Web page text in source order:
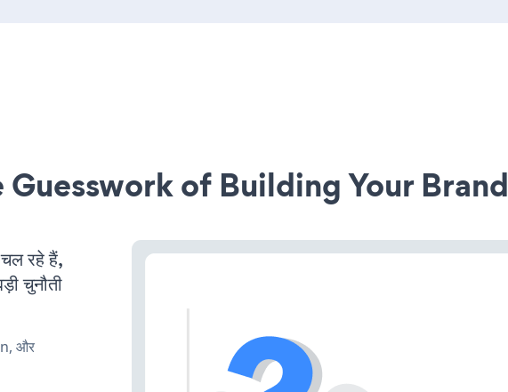
Guesswork of Building Your Brand
रहे हैं,
चुनौती
और